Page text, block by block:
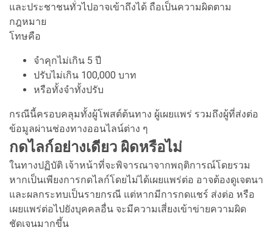
และประชาชนทั่วไปอาจเข้าถึงได้ ถือเป็นความผิดตาม
กฎหมาย
โทษคือ
จำคุกไม่เกิน 5 ปี
ปรับไม่เกิน 100,000 บาท
หรือทั้งจำทั้งปรับ
กรณีนี้ครอบคลุมทั้งผู้โพสต์ต้นทาง ผู้เผยแพร่ รวมถึงผู้ที่ส่งต่อ
ข้อมูลผ่านช่องทางออนไลน์ต่าง ๆ
กดไลก์อย่างเดียว ผิดหรือไม่
ในทางปฏิบัติ เจ้าหน้าที่จะพิจารณาจากพฤติการณ์โดยรวม
หากเป็นเพียงการกดไลก์โดยไม่ได้เผยแพร่ต่อ อาจต้องดูเจตนา
และผลกระทบเป็นรายกรณี แต่หากมีการกดแชร์ ส่งต่อ หรือ
เผยแพร่ต่อไปยังบุคคลอื่น จะมีความเสี่ยงเข้าข่ายความผิด
ชัดเจนมากขึ้น